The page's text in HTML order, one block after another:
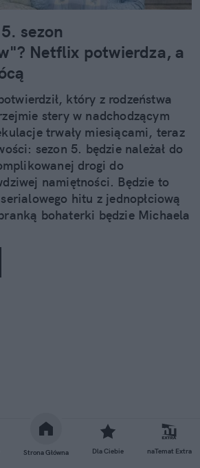
Strona Główna Dla Ciebie naTemat Extra
sezon
Netflix potwierdza, a
który z rodzeństwa
stery w nadchodzącym
trwały miesiącami, teraz
sezon 5. będzie należał do
drogi do
namiętności. Będzie to
hitu z jednopłciową
bohaterki będzie Michaela